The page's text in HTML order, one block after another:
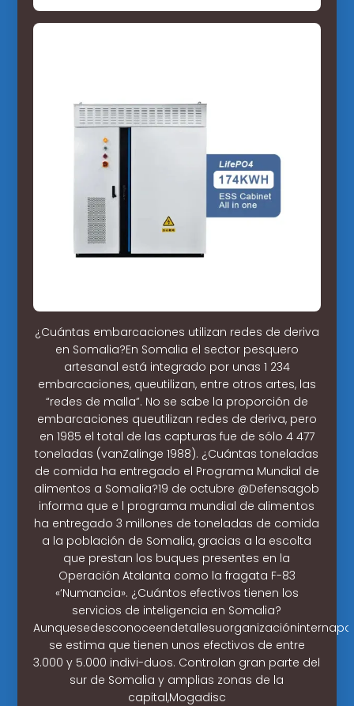
¿Cuántas embarcaciones utilizan redes de deriva
en Somalia?En Somalia el sector pesquero
artesanal está integrado por unas 1 234
embarcaciones, queutilizan, entre otros artes, las
“redes de malla”. No se sabe la proporción de
embarcaciones queutilizan redes de deriva, pero
en 1985 el total de las capturas fue de sólo 4 477
toneladas (vanZalinge 1988). ¿Cuántas toneladas
de comida ha entregado el Programa Mundial de
alimentos a Somalia?19 de octubre @Defensagob
informa que e l programa mundial de alimentos
ha entregado 3 millones de toneladas de comida
a la población de Somalia, gracias a la escolta
que prestan los buques presentes en la
Operación Atalanta como la fragata F-83
«‘Numancia». ¿Cuántos efectivos tienen los
servicios de inteligencia en Somalia?
se estima que tienen unos efectivos de entre
3.000 y 5.000 indivi-duos. Controlan gran parte del
sur de Somalia y amplias zonas de la
capital,Mogadisc